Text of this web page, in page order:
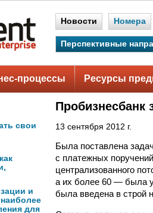
Новости Номера
Перспективные
процессы Ресурсы
свои
и
для
Пробизнесбанк
13 сентября 2012 г.
Была поставлена
с платежных
централизованного
а их более 60 — была
была введена в строй